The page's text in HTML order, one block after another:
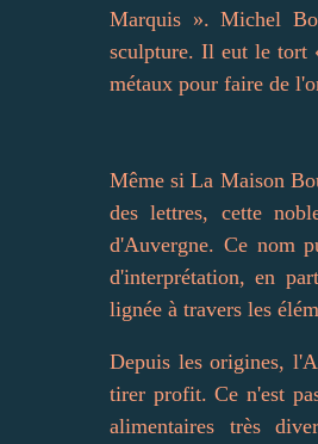
Marquis ». Michel
sculpture. Il eut le tort
métaux pour faire de
Même si La Maison
des lettres, cette
d'Auvergne. Ce nom
d'interprétation, en
lignée à travers les
Depuis les origines,
tirer profit. Ce n'est
alimentaires très